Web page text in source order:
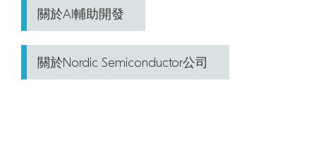
關於AI輔助開發
關於Nordic Semiconductor公司